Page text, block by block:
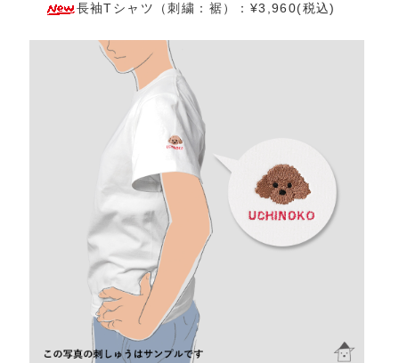
長袖Tシャツ（刺繍：裾）：¥3,960(税込)